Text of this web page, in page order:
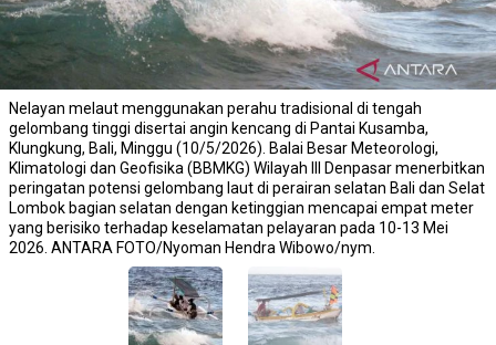
Nelayan melaut menggunakan perahu tradisional di tengah
gelombang tinggi disertai angin kencang di Pantai Kusamba,
Klungkung, Bali, Minggu (10/5/2026). Balai Besar Meteorologi,
Klimatologi dan Geofisika (BBMKG) Wilayah III Denpasar menerbitkan
peringatan potensi gelombang laut di perairan selatan Bali dan Selat
Lombok bagian selatan dengan ketinggian mencapai empat meter
yang berisiko terhadap keselamatan pelayaran pada 10-13 Mei
2026. ANTARA FOTO/Nyoman Hendra Wibowo/nym.